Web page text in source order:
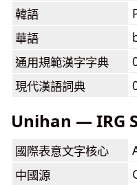
韓語
華語
通用規範漢字字典
現代漢語詞典
Unihan — IRG
國際表意文字核心
中國源